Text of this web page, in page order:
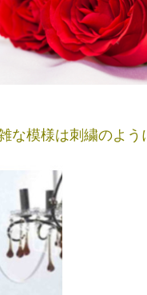
な模様は刺繍のよう